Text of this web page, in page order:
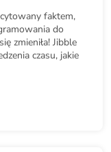
faktem,
do
zmieniła! Jibble
czasu, jakie